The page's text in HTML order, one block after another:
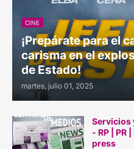
CINE
¡Prepárate para el
carisma en el
de Estado!
martes, julio 01, 2025
Servicios
- RP | PR
press